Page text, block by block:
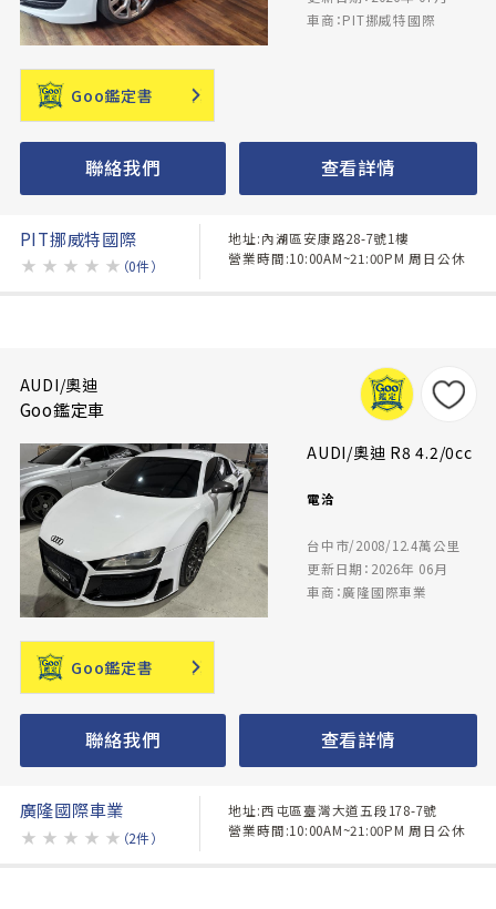
車商：PIT挪威特國際
Goo鑑定書
聯絡我們 查看詳情
PIT挪威特國際
★ ★ ★ ★ ★ （0件）
地址:內湖區安康路28-7號1樓
營業時間:10:00AM~21:00PM 周日公休
AUDI/奧迪
Goo鑑定車
AUDI/奧迪 R8 4.2/0cc
電洽
台中市/2008/12.4萬公里
更新日期：2026年 06月
車商：廣隆國際車業
Goo鑑定書
聯絡我們 查看詳情
廣隆國際車業
★ ★ ★ ★ ★ （2件）
地址:西屯區臺灣大道五段178-7號
營業時間:10:00AM~21:00PM 周日公休